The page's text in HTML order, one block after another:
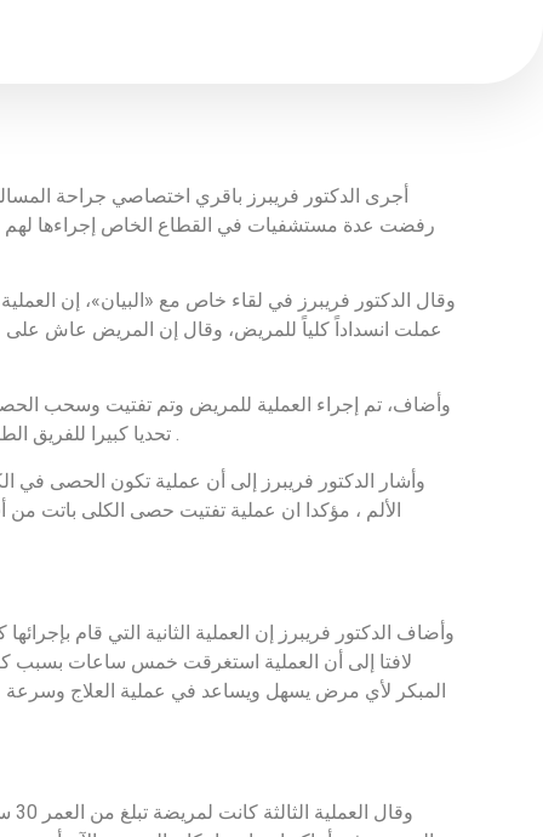
أجرى الدكتور فريبرز باقري اختصاصي جراحة
عملت انسداداً كلياً للمريض، وقال إن المريض عاش على
تحديا كبيرا للفريق الطبي بسبب وزن المريض ولكن العملية تكللت بنجاح وخرج المريض من المستشفى بعد ثلاثة أيام دون أي مضاعفات أو أعراض جانبية .
وأشار الدكتور فريبرز إلى أن عملية تكون الحصى في
الألم ، مؤكدا ان عملية تفتيت حصى الكلى باتت من
لافتا إلى أن العملية استغرقت خمس ساعات بسبب
المبكر لأي مرض يسهل ويساعد في عملية العلاج وسرعة